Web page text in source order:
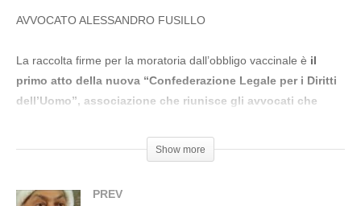
LE PROVE DI COME GLI USA E LA NATO
AVVOCATO ALESSANDRO FUSILLO
La raccolta firme per la moratoria dall’obbligo vaccinale è il
primo atto della nuova “Confederazione Legale per i Diritti
dell’Uomo”, associazione che riunisce gli avvocati che
Sono già oltre 100.000 le persone che hanno firmato! Fra 3
la consegna: se non avete ancora firmato potete farlo adesso:
Show more
PREV